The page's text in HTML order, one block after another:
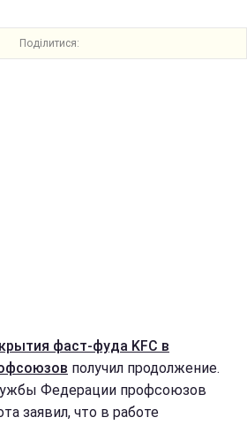
Поділитися:
фаст-фуда KFC в
получил продолжение.
Федерации профсоюзов
заявил, что в работе